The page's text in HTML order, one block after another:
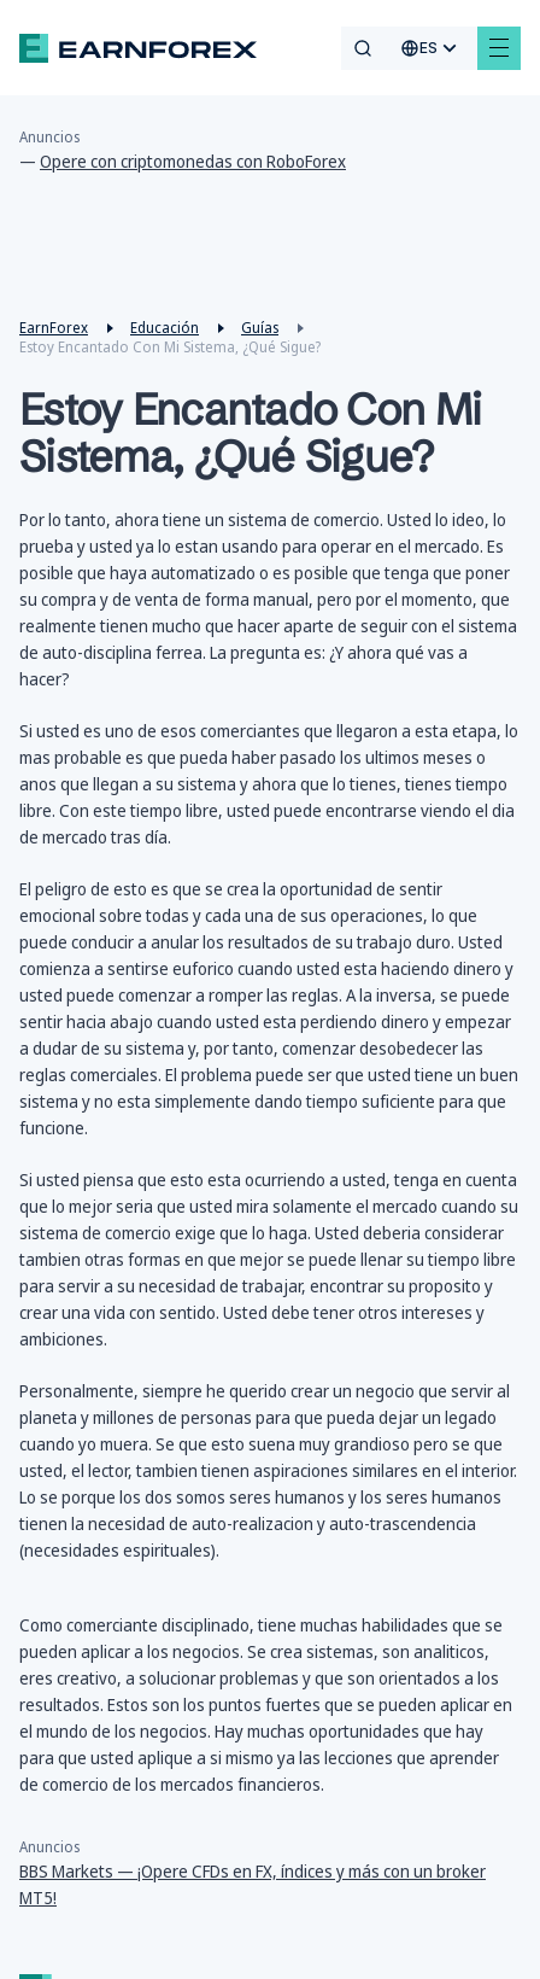
ES
Anuncios
— Opere con criptomonedas con RoboForex
EarnForex Educación
Guías
Estoy Encantado Con Mi Sistema, ¿Qué Sigue?
Estoy Encantado Con Mi
Sistema, ¿Qué Sigue?
Por lo tanto, ahora tiene un sistema de comercio. Usted lo ideo, lo
prueba y usted ya lo estan usando para operar en el mercado. Es
posible que haya automatizado o es posible que tenga que poner
su compra y de venta de forma manual, pero por el momento, que
realmente tienen mucho que hacer aparte de seguir con el sistema
de auto-disciplina ferrea. La pregunta es: ¿Y ahora qué vas a
hacer?
Si usted es uno de esos comerciantes que llegaron a esta etapa, lo
mas probable es que pueda haber pasado los ultimos meses o
anos que llegan a su sistema y ahora que lo tienes, tienes tiempo
libre. Con este tiempo libre, usted puede encontrarse viendo el dia
de mercado tras día.
El peligro de esto es que se crea la oportunidad de sentir
emocional sobre todas y cada una de sus operaciones, lo que
puede conducir a anular los resultados de su trabajo duro. Usted
comienza a sentirse euforico cuando usted esta haciendo dinero y
usted puede comenzar a romper las reglas. A la inversa, se puede
sentir hacia abajo cuando usted esta perdiendo dinero y empezar
a dudar de su sistema y, por tanto, comenzar desobedecer las
reglas comerciales. El problema puede ser que usted tiene un buen
sistema y no esta simplemente dando tiempo suficiente para que
funcione.
Si usted piensa que esto esta ocurriendo a usted, tenga en cuenta
que lo mejor seria que usted mira solamente el mercado cuando su
sistema de comercio exige que lo haga. Usted deberia considerar
tambien otras formas en que mejor se puede llenar su tiempo libre
para servir a su necesidad de trabajar, encontrar su proposito y
crear una vida con sentido. Usted debe tener otros intereses y
ambiciones.
Personalmente, siempre he querido crear un negocio que servir al
planeta y millones de personas para que pueda dejar un legado
cuando yo muera. Se que esto suena muy grandioso pero se que
usted, el lector, tambien tienen aspiraciones similares en el interior.
Lo se porque los dos somos seres humanos y los seres humanos
tienen la necesidad de auto-realizacion y auto-trascendencia
(necesidades espirituales).
Como comerciante disciplinado, tiene muchas habilidades que se
pueden aplicar a los negocios. Se crea sistemas, son analiticos,
eres creativo, a solucionar problemas y que son orientados a los
resultados. Estos son los puntos fuertes que se pueden aplicar en
el mundo de los negocios. Hay muchas oportunidades que hay
para que usted aplique a si mismo ya las lecciones que aprender
de comercio de los mercados financieros.
Anuncios
BBS Markets — ¡Opere CFDs en FX, índices y más con un broker
MT5!